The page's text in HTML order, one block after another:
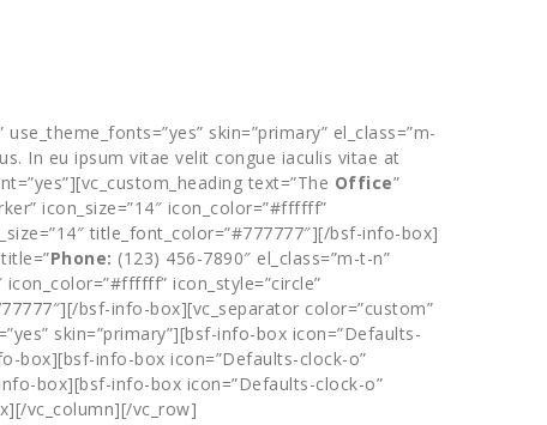
skin=”primary” el_class=”m-
In eu ipsum vitae velit congue iaculis vitae at
text=”The Office”
icon_size=”14″ icon_color=”#ffffff”
title_font_color=”#777777″][/bsf-info-box]
Phone: (123) 456-7890″ el_class=”m-t-n”
icon_style=”circle”
bsf-info-box][vc_separator color=”custom”
skin=”primary”][bsf-info-box icon=”Defaults-
box][bsf-info-box icon=”Defaults-clock-o”
box][bsf-info-box icon=”Defaults-clock-o”
vc_column][/vc_row]